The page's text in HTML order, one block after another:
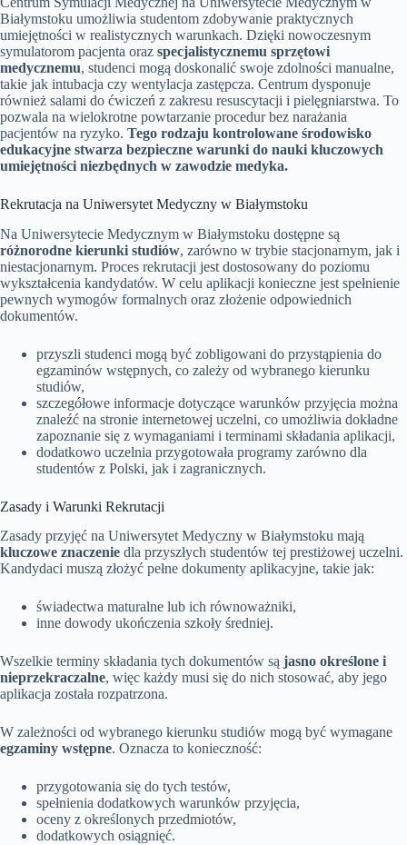
Białymstoku umożliwia studentom zdobywanie praktycznych
umiejętności w realistycznych warunkach. Dzięki nowoczesnym
symulatorom pacjenta oraz specjalistycznemu sprzętowi
medycznemu, studenci mogą doskonalić swoje zdolności manualne,
takie jak intubacja czy wentylacja zastępcza. Centrum dysponuje
również salami do ćwiczeń z zakresu resuscytacji i pielęgniarstwa. To
pozwala na wielokrotne powtarzanie procedur bez narażania
pacjentów na ryzyko. Tego rodzaju kontrolowane środowisko
edukacyjne stwarza bezpieczne warunki do nauki kluczowych
umiejętności niezbędnych w zawodzie medyka.
Rekrutacja na Uniwersytet Medyczny w Białymstoku
Na Uniwersytecie Medycznym w Białymstoku dostępne są
różnorodne kierunki studiów, zarówno w trybie stacjonarnym, jak i
niestacjonarnym. Proces rekrutacji jest dostosowany do poziomu
wykształcenia kandydatów. W celu aplikacji konieczne jest spełnienie
pewnych wymogów formalnych oraz złożenie odpowiednich
dokumentów.
przyszli studenci mogą być zobligowani do przystąpienia do
egzaminów wstępnych, co zależy od wybranego kierunku
studiów,
szczegółowe informacje dotyczące warunków przyjęcia można
znaleźć na stronie internetowej uczelni, co umożliwia dokładne
zapoznanie się z wymaganiami i terminami składania aplikacji,
dodatkowo uczelnia przygotowała programy zarówno dla
studentów z Polski, jak i zagranicznych.
Zasady i Warunki Rekrutacji
Zasady przyjęć na Uniwersytet Medyczny w Białymstoku mają
kluczowe znaczenie dla przyszłych studentów tej prestiżowej uczelni.
Kandydaci muszą złożyć pełne dokumenty aplikacyjne, takie jak:
świadectwa maturalne lub ich równoważniki,
inne dowody ukończenia szkoły średniej.
Wszelkie terminy składania tych dokumentów są jasno określone i
nieprzekraczalne, więc każdy musi się do nich stosować, aby jego
aplikacja została rozpatrzona.
W zależności od wybranego kierunku studiów mogą być wymagane
egzaminy wstępne. Oznacza to konieczność:
przygotowania się do tych testów,
spełnienia dodatkowych warunków przyjęcia,
oceny z określonych przedmiotów,
dodatkowych osiągnięć.